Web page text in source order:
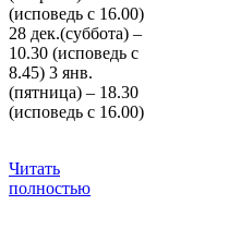
(исповедь с 16.00)
28 дек.(суббота) –
10.30 (исповедь с
8.45) 3 янв.
(пятница) – 18.30
(исповедь с 16.00)
Читать
полностью